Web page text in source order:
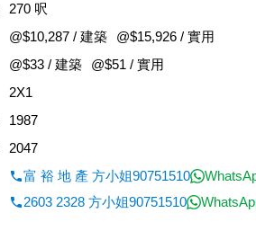
270 呎
@$10,287 / 建築
@$15,926 / 實用
@$33 / 建築
@$51 / 實用
2X1
1987
2047
富 裕 地 產 方小姐90751510
2603 2328 方小姐90751510